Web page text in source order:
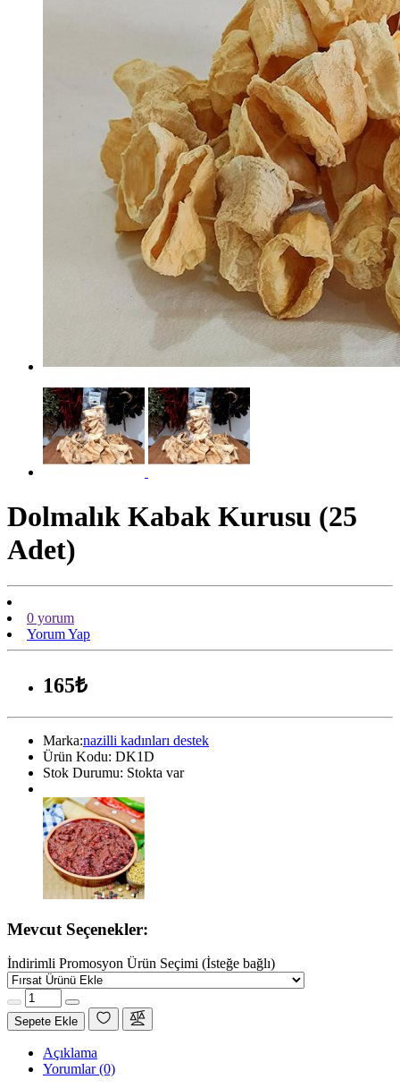
Dolmalık Kabak Kurusu (25
Adet)
0 yorum
Yorum Yap
165₺
Marka:nazilli kadınları destek
Ürün Kodu: DK1D
Stok Durumu: Stokta var
Mevcut Seçenekler:
İndirimli Promosyon Ürün Seçimi (İsteğe bağlı)
Sepete Ekle
Açıklama
Yorumlar (0)